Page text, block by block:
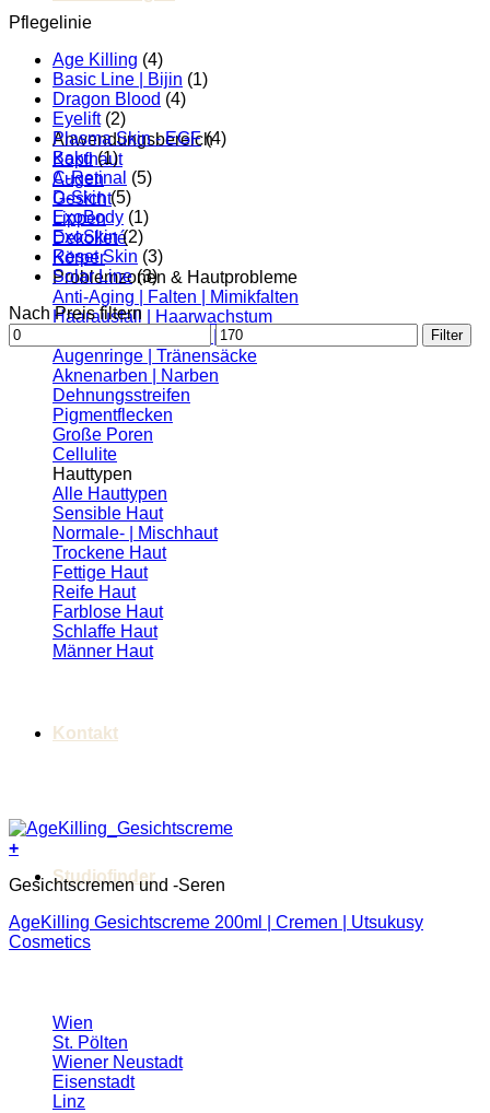
Anwendungsbereich
Kopfhaut
Augen
Gesicht
Lippen
Dekolleté
Körper
Problemzonen & Hautprobleme
Anti-Aging | Falten | Mimikfalten
Haarausfall | Haarwachstum
Fettige Haut | Pickel | Akne
Augenringe | Tränensäcke
Aknenarben | Narben
Dehnungsstreifen
Pigmentflecken
Große Poren
Cellulite
Hauttypen
Alle Hauttypen
Sensible Haut
Normale- | Mischhaut
Trockene Haut
Fettige Haut
Reife Haut
Farblose Haut
Schlaffe Haut
Männer Haut
Kontakt
Studiofinder
Wien
St. Pölten
Wiener Neustadt
Eisenstadt
Linz
Pflegelinie
Age Killing (4)
Basic Line | Bijin (1)
Dragon Blood (4)
Eyelift (2)
Plasma Skin - EGF (4)
Baku (1)
C-Retinal (5)
D-Skin (5)
ExoBody (1)
ExoSkin (2)
Reset Skin (3)
Solar Line (3)
Nach Preis filtern
Min.
Preis
Max.
Preis
Filter
+
Gesichtscremen und -Seren
AgeKilling Gesichtscreme 200ml | Cremen | Utsukusy
Cosmetics